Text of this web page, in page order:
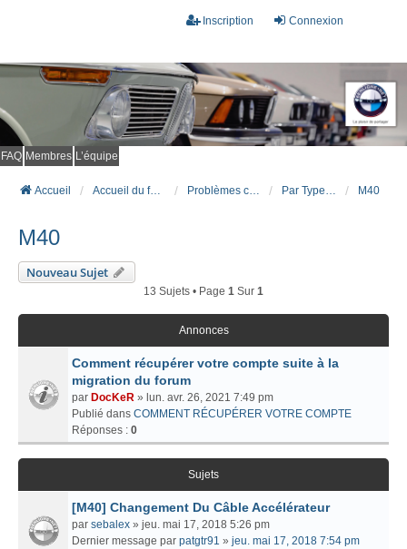
Connexion
Inscription
FAQ Membres L’équipe
Accueil Accueil du forum Problèmes connus et résolus (FAQ) Par Type Moteur (ESSENCE) M40
M40
Nouveau Sujet
13 Sujets • Page 1 Sur 1
Annonces
Comment récupérer votre compte suite à la
migration du forum
par DocKeR » lun. avr. 26, 2021 7:49 pm
Publié dans COMMENT RÉCUPÉRER VOTRE COMPTE
Réponses : 0
Sujets
[M40] Changement Du Câble Accélérateur
par sebalex » jeu. mai 17, 2018 5:26 pm
Dernier message par patgtr91 » jeu. mai 17, 2018 7:54 pm